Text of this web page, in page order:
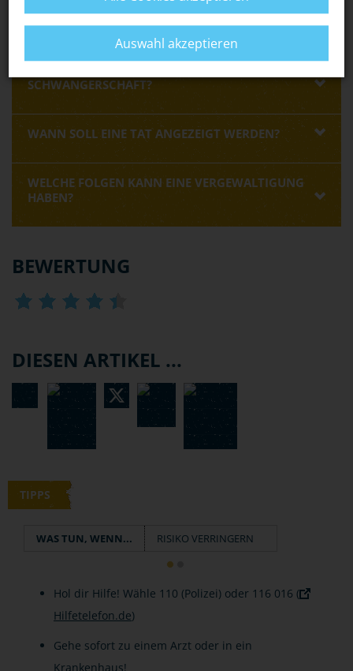
oder von anderen spezialisierten
Opferhilfeeinrichtungenholen.
SCHWANGERSCHAFT?
WANN SOLL EINE TAT ANGEZEIGT WERDEN?
WELCHE FOLGEN KANN EINE VERGEWALTIGUNG
HABEN?
BEWERTUNG
DIESEN ARTIKEL ...
TIPPS
WAS TUN, WENN... RISIKO VERRINGERN
Hol dir Hilfe! Wähle 110 (Polizei) oder 116 016 (
Hilfetelefon.de)
Gehe sofort zu einem Arzt oder in ein
Krankenhaus!
Auswahl akzeptieren